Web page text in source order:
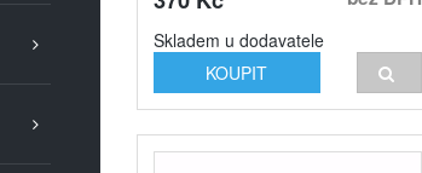
Skladem u dodavatele
KOUPIT